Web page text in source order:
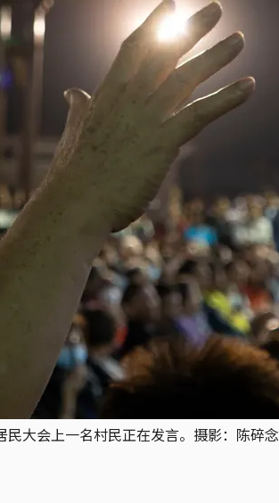
大会上一名村民正在发言。摄影：陈碎念